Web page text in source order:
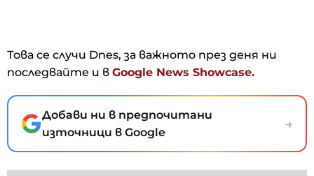
Това се случи Dnes, за важното през деня ни
последвайте и в Google News Showcase.
Добави ни в предпочитани
източници в Google
→